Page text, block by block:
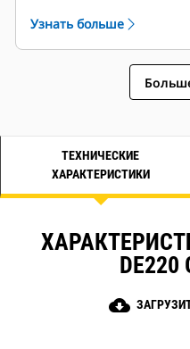
Узнать больше
ТЕХНИЧЕСКИЕ
ХАРАКТЕРИСТИКИ
DE220
cloud_download